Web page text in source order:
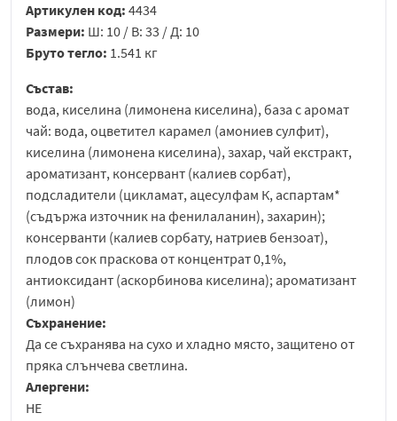
Артикулен код: 4434
Размери: Ш: 10 / В: 33 / Д: 10
Бруто тегло: 1.541 кг
Състав:
вода, киселина (лимонена киселина), база с аромат
чай: вода, оцветител карамел (амониев сулфит),
киселина (лимонена киселина), захар, чай екстракт,
ароматизант, консервант (калиев сорбат),
подсладители (цикламат, ацесулфам К, аспартам*
(съдържа източник на фенилаланин), захарин);
консерванти (калиев сорбату, натриев бензоат),
плодов сок праскова от концентрат 0,1%,
антиоксидант (аскорбинова киселина); ароматизант
(лимон)
Съхранение:
Да се съхранява на сухо и хладно място, защитено от
пряка слънчева светлина.
Алергени:
НЕ